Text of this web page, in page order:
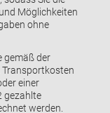
Möglichkeiten
ohne
gemäß der
einer
gezahlte
werden.